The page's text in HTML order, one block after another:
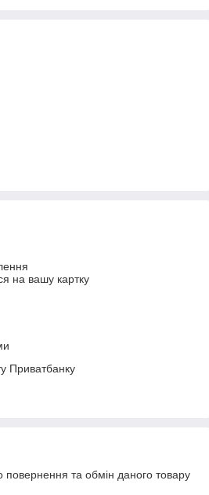
на вашу картку
Приватбанку
та обмін даного товару